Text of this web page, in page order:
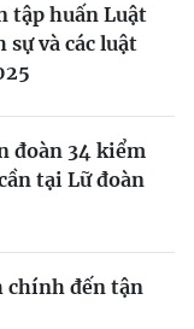
tập huấn Luật
và các luật
đoàn 34 kiểm
tại Lữ đoàn
chính đến tận